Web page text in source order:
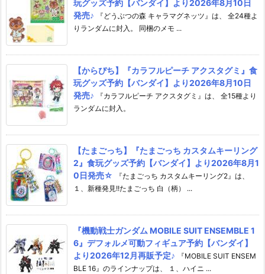
玩グッズ予約【バンダイ】より2026年8月10日
発売♪
『どうぶつの森 キャラマグネッツ』は、 全24種よ
りランダムに封入。 同梱のメモ ...
【からぴち】『カラフルピーチ アクスタグミ』食
玩グッズ予約【バンダイ】より2026年8月10日
発売♪
『カラフルピーチ アクスタグミ』は、 全15種より
ランダムに封入。
【たまごっち】『たまごっち カスタムキーリング
2』食玩グッズ予約【バンダイ】より2026年8月1
0日発売☆
『たまごっち カスタムキーリング2』は、
１、新種発見!!たまごっち 白（柄） ...
『機動戦士ガンダム MOBILE SUIT ENSEMBLE 1
6』デフォルメ可動フィギュア予約【バンダイ】
より2026年12月再販予定♪
『MOBILE SUIT ENSEM
BLE 16』のラインナップは、 １、ハイニ ...